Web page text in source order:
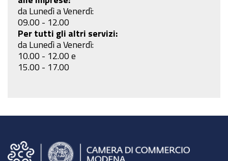
da Lunedì a Venerdì:
09.00 - 12.00
Per tutti gli altri servizi:
da Lunedì a Venerdì:
10.00 - 12.00 e
15.00 - 17.00